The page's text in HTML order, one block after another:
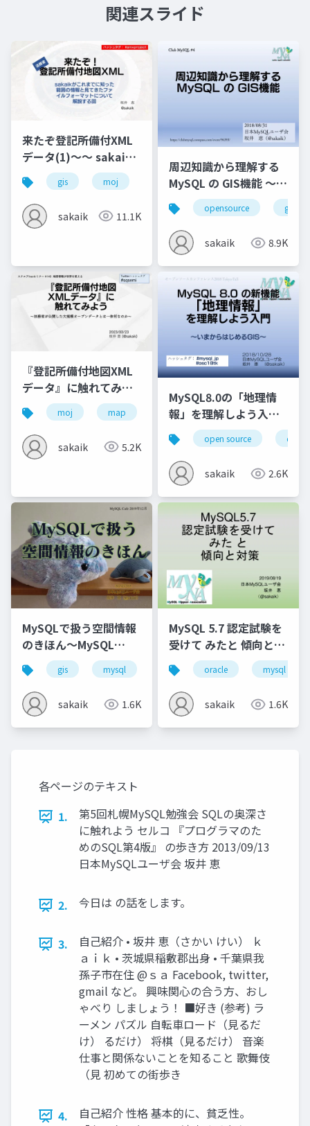
関連スライド
来たぞ登記所備付XML
データ(1)～～ sakaik
がこれまでに知った範
囲の情報と見てきたフ
ァイルフォーマットに
ついて解説する回
gis moj map xml
sakaik 11.1K
周辺知識から理解する
MySQL の GIS機能 ～
ClubMySQL #4
opensource gis
sakaik 8.9K
『登記所備付地図XML
データ』に触れてみよ
う〜法務省が公開した
大規模オープンデータ
とは一体何なのか〜
moj map xml gis opensquare
sakaik 5.2K
MySQL8.0の「地理情
報」を理解しよう入門
～いまからはじめるGIS
open source
sakaik 2.6K
MySQLで扱う空間情報
のきほん～MySQL
Cafe #6gis mysql myna technology cafe
sakaik 1.6K
MySQL 5.7 認定試験を
受けて みたと 傾向と対
策～MyNA会2019年8月
oracle mysql
sakaik 1.6K
各ページのテキスト
1.
第5回札幌MySQL勉強会 SQLの奥深さ
に触れよう セルコ 『プログラマのた
めのSQL第4版』 の歩き方 2013/09/13
日本MySQLユーザ会 坂井 恵
2. 今日は の話をします。
3.
自己紹介 • 坂井 恵（さかい けい） ｋ
ａｉｋ • 茨城県稲敷郡出身 • 千葉県我
孫子市在住 @ｓａ Facebook, twitter,
gmail など。 興味関心の合う方、おし
ゃべり しましょう！ ■好き (参考) ラ
ーメン パズル 自転車ロード（見るだ
け） るだけ） 将棋（見るだけ） 音楽
仕事と関係ないことを知ること 歌舞伎
（見 初めての街歩き
4.
自己紹介 性格 基本的に、貧乏性。